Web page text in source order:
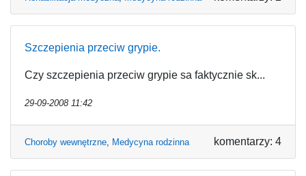
Szczepienia przeciw grypie.
Czy szczepienia przeciw grypie sa faktycznie sk...
29-09-2008 11:42
Choroby wewnętrzne, Medycyna rodzinna komentarzy: 4